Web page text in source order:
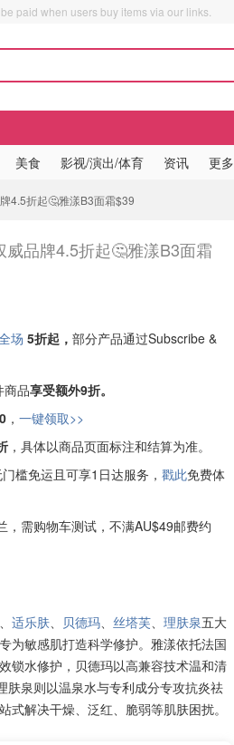
paid when users buy items via our links.
美食 影视/演出/体育 资讯 更多
4.5折起🤔雅漾B3面霜$39
品牌4.5折起🤔雅漾B3面霜
场 5折起， 部分产品通过Subscribe &
商品享受额外9折。
， 一键领取>>
，具体以商品页面标注和结算为准。
槛免运且可享1日达服务， 戳此免费体
需购物车测试，不满AU$49邮费约
、 适乐肤、 贝德玛、 丝塔芙、 理肤泉五大
为敏感肌打造科学修护。雅漾依托法国
锁水修护，贝德玛以高兼容技术温和清
泉则以温泉水与专利成分专攻抗炎祛
解决干燥、泛红、脆弱等肌肤困扰。